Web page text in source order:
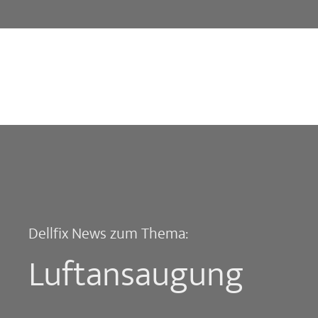
Dellfix News zum Thema:
Luftansaugung